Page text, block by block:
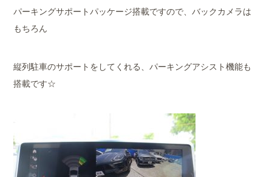
パーキングサポートパッケージ搭載ですので、バックカメラは
もちろん
縦列駐車のサポートをしてくれる、パーキングアシスト機能も
搭載です☆